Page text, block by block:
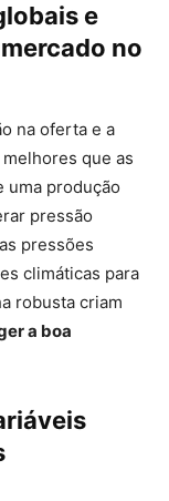
e
no
na oferta e a
que as
uma produção
pressão
pressões
climáticas para
robusta criam
a boa